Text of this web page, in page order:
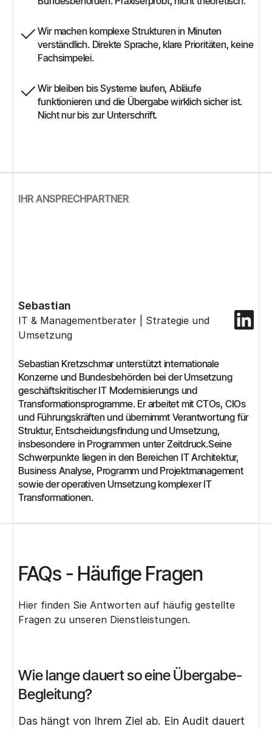
Wir machen komplexe Strukturen in Minuten
verständlich. Direkte Sprache, klare Prioritäten, keine
Fachsimpelei.
Wir bleiben bis Systeme laufen, Abläufe
funktionieren und die Übergabe wirklich sicher ist.
Nicht nur bis zur Unterschrift.
IHR ANSPRECHPARTNER
Sebastian
IT & Managementberater | Strategie und
Umsetzung
Sebastian Kretzschmar unterstützt internationale
Konzerne und Bundesbehörden bei der Umsetzung
geschäftskritischer IT Modernisierungs und
Transformationsprogramme. Er arbeitet mit CTOs, CIOs
und Führungskräften und übernimmt Verantwortung für
Struktur, Entscheidungsfindung und Umsetzung,
insbesondere in Programmen unter Zeitdruck.Seine
Schwerpunkte liegen in den Bereichen IT Architektur,
Business Analyse, Programm und Projektmanagement
sowie der operativen Umsetzung komplexer IT
Transformationen.‍
FAQs - Häufige Fragen
Hier finden Sie Antworten auf häufig gestellte
Fragen zu unseren Dienstleistungen.
Wie lange dauert so eine Übergabe-
Begleitung?
Das hängt von Ihrem Ziel ab. Ein Audit dauert